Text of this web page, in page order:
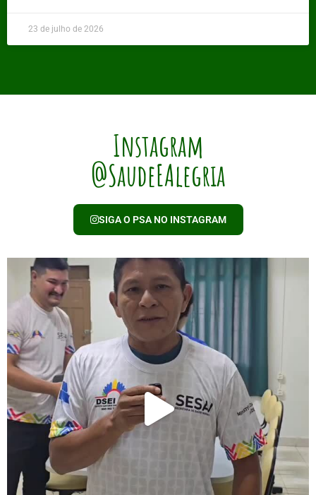
23 de julho de 2026
Instagram
@SaudeEAlegria
SIGA O PSA NO INSTAGRAM